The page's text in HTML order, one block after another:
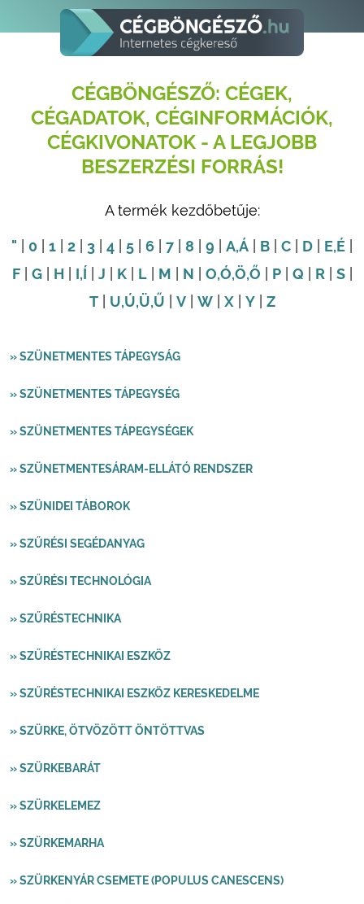
CÉGBÖNGÉSZŐ: CÉGEK,
CÉGADATOK, CÉGINFORMÁCIÓK,
CÉGKIVONATOK - A LEGJOBB
BESZERZÉSI FORRÁS!
A termék kezdőbetűje:
" 0 1 2 3 4 5 6 7 8 9 A,Á B C D E,É
F| G| H I,Í J K| L| M N O,Ó,Ö,Ő P| Q R S|
T| U,Ú,Ü,Ű V| W| X| Y| Z
» SZÜNETMENTES TÁPEGYSÁG
» SZÜNETMENTES TÁPEGYSÉG
» SZÜNETMENTES TÁPEGYSÉGEK
» SZÜNETMENTESÁRAM-ELLÁTÓ RENDSZER
» SZÜNIDEI TÁBOROK
» SZŰRÉSI SEGÉDANYAG
» SZŰRÉSI TECHNOLÓGIA
» SZŰRÉSTECHNIKA
» SZŰRÉSTECHNIKAI ESZKÖZ
» SZŰRÉSTECHNIKAI ESZKÖZ KERESKEDELME
» SZÜRKE, ÖTVÖZÖTT ÖNTÖTTVAS
» SZÜRKEBARÁT
» SZÜRKELEMEZ
» SZÜRKEMARHA
» SZÜRKENYÁR CSEMETE (POPULUS CANESCENS)